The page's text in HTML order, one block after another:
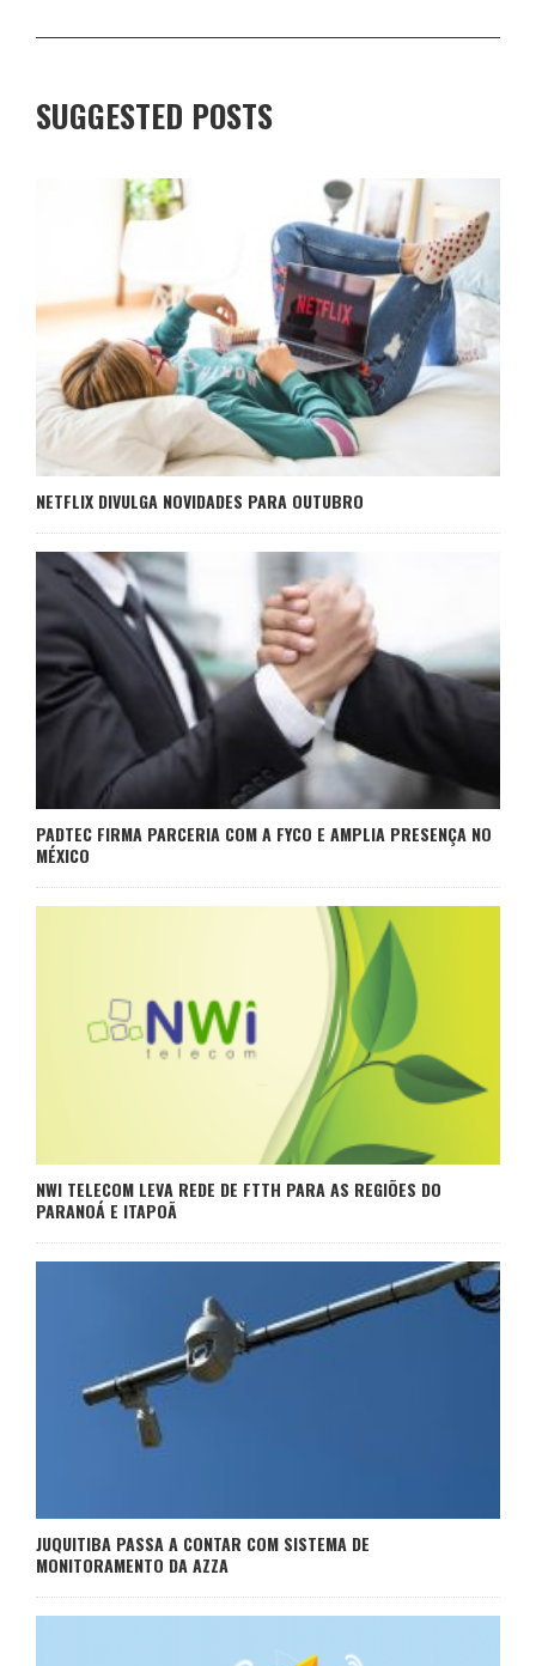
SUGGESTED POSTS
NETFLIX DIVULGA NOVIDADES PARA OUTUBRO
PADTEC FIRMA PARCERIA COM A FYCO E AMPLIA PRESENÇA NO
MÉXICO
NWI TELECOM LEVA REDE DE FTTH PARA AS REGIÕES DO
PARANOÁ E ITAPOÃ
JUQUITIBA PASSA A CONTAR COM SISTEMA DE
MONITORAMENTO DA AZZA